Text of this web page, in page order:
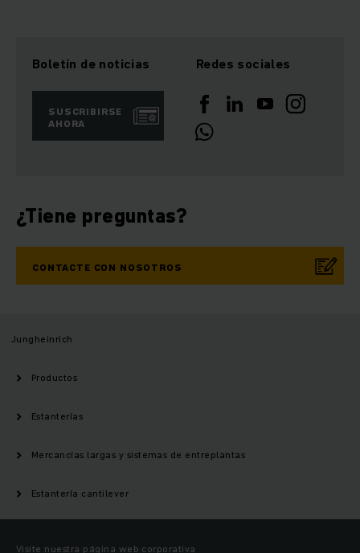
Boletín de noticias
SUSCRIBIRSE
AHORA
Redes sociales
¿Tiene preguntas?
CONTACTE CON NOSOTROS
Jungheinrich
Productos
Estanterías
Mercancías largas y sistemas de entreplantas
Estantería cantilever
Visite nuestra página web corporativa